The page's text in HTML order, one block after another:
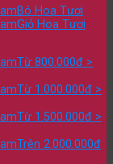
Bó Hoa Tươi
Giỏ Hoa Tươi
Từ 800.000đ >
Từ 1.000.000đ >
Từ 1.500.000đ >
Trên 2.000.000đ